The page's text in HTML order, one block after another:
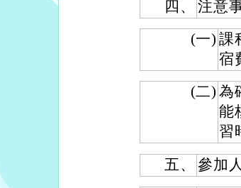
四、
注意
(一) 課
宿
(二) 為
能
習
五、
參加